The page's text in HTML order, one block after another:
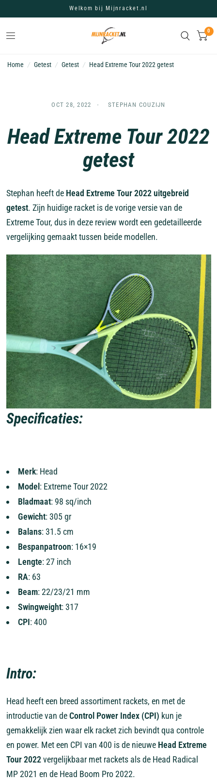
Welkom bij Mijnracket.nl
0
Home / Getest / Getest / Head Extreme Tour 2022 getest
OCT 28, 2022 STEPHAN COUZIJN
Head Extreme Tour 2022
getest
Stephan heeft de Head Extreme Tour 2022 uitgebreid
getest. Zijn huidige racket is de vorige versie van de
Extreme Tour, dus in deze review wordt een gedetailleerde
vergelijking gemaakt tussen beide modellen.
Specificaties:
Merk: Head
Model : Extreme Tour 2022
Bladmaat: 98 sq/inch
Gewicht: 305 gr
Balans: 31.5 cm
Bespanpatroon: 16×19
Lengte: 27 inch
RA: 63
Beam: 22/23/21 mm
Swingweight: 317
CPI: 400
Intro:
Head heeft een breed assortiment rackets, en met de
introductie van deControl Power Index (CPI) kun je
gemakkelijk zien waar elk racket zich bevindt qua controle
en power. Met een CPI van 400 is de nieuwe Head Extreme
Tour 2022vergelijkbaar met rackets als de Head Radical
MP 2021 en de Head Boom Pro 2022.